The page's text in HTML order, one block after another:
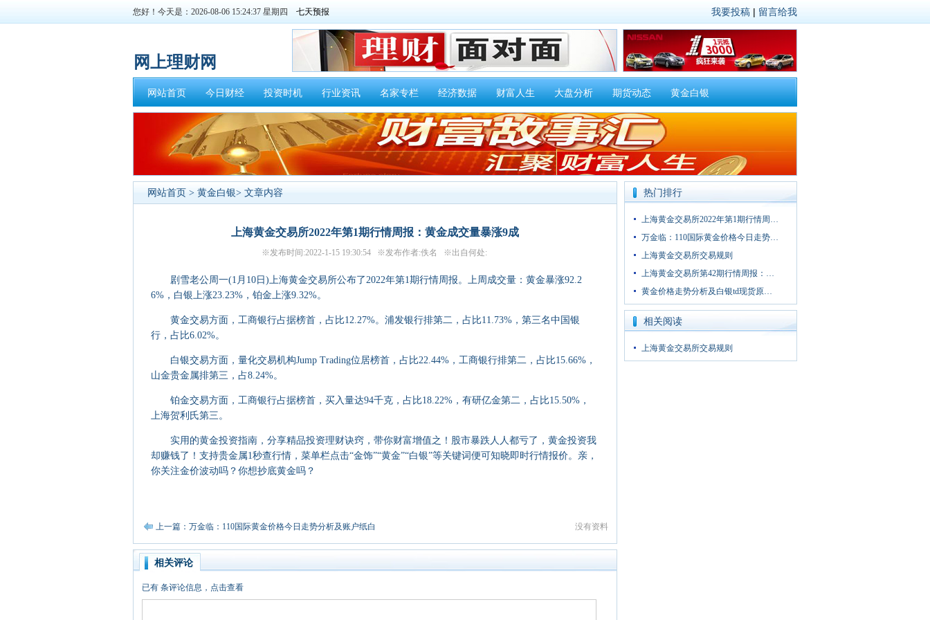
您好！今天是：2026-08-06 15:24:37 星期四 我要投稿 | 留言给我
网上理财网
网站首页 今日财经 投资时机 行业资讯 名家专栏 经济数据 财富人生 大盘分析 期货动态 黄金白银
网站首页 > 黄金白银> 文章内容
上海黄金交易所2022年第1期行情周报：黄金成交量暴涨9成
※发布时间:2022-1-15 19:30:54 ※发布作者:佚名 ※出自何处:
剧雪老公周一(1月10日)上海黄金交易所公布了2022年第1期行情周报。上周成交量：黄金暴涨92.2
6%，白银上涨23.23%，铂金上涨9.32%。
黄金交易方面，工商银行占据榜首，占比12.27%。浦发银行排第二，占比11.73%，第三名中国银
行，占比6.02%。
白银交易方面，量化交易机构Jump Trading位居榜首，占比22.44%，工商银行排第二，占比15.66%，
山金贵金属排第三，占8.24%。
铂金交易方面，工商银行占据榜首，买入量达94千克，占比18.22%，有研亿金第二，占比15.50%，
上海贺利氏第三。
实用的黄金投资指南，分享精品投资理财诀窍，带你财富增值之！股市暴跌人人都亏了，黄金投资我
却赚钱了！支持贵金属1秒查行情，菜单栏点击“金饰”“黄金”“白银”等关键词便可知晓即时行情报价。亲，
你关注金价波动吗？你想抄底黄金吗？
上一篇：万金临：110国际黄金价格今日走势分析及账户纸白银涨跌实时操作 没有资料
相关评论
已有 条评论信息，点击查看
热门排行
上海黄金交易所2022年第1期行情周…
万金临：110国际黄金价格今日走势…
上海黄金交易所交易规则
上海黄金交易所第42期行情周报：…
黄金价格走势分析及白银td现货原…
相关阅读
上海黄金交易所交易规则